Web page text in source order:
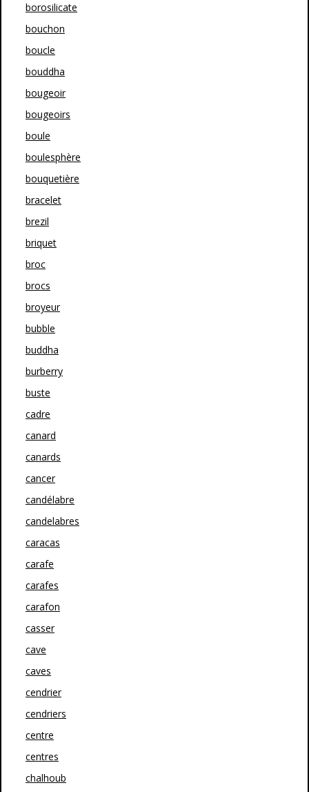
borosilicate
bouchon
boucle
bouddha
bougeoir
bougeoirs
boule
boulesphère
bouquetière
bracelet
brezil
briquet
broc
brocs
broyeur
bubble
buddha
burberry
buste
cadre
canard
canards
cancer
candélabre
candelabres
caracas
carafe
carafes
carafon
casser
cave
caves
cendrier
cendriers
centre
centres
chalhoub